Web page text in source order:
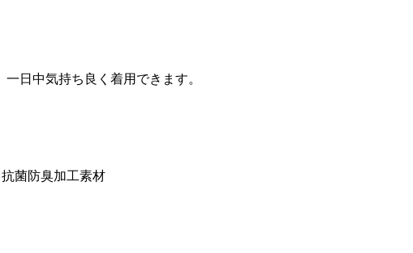
日中気持ち良く着用できます。
菌防臭加工素材